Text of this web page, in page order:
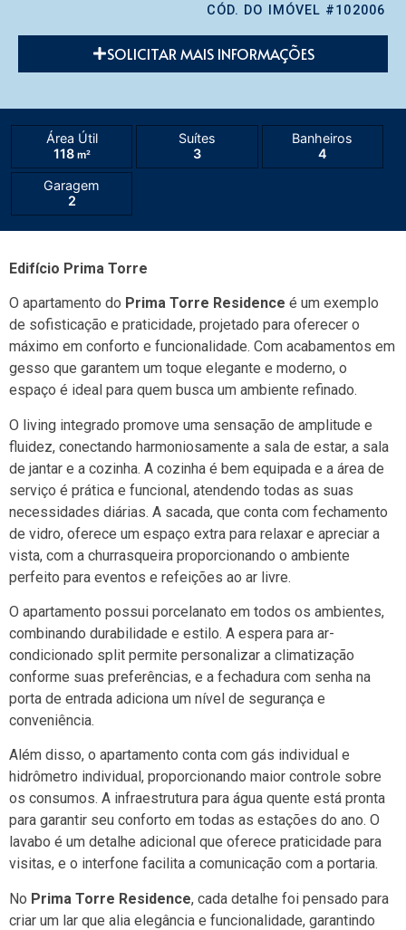
CÓD. DO IMÓVEL #102006
SOLICITAR MAIS INFORMAÇÕES
Área Útil
118m²
Suítes
3
Banheiros
4
Garagem
2
Edifício Prima Torre
O apartamento do Prima Torre Residence é um exemplo
de sofisticação e praticidade, projetado para oferecer o
máximo em conforto e funcionalidade. Com acabamentos em
gesso que garantem um toque elegante e moderno, o
espaço é ideal para quem busca um ambiente refinado.
O living integrado promove uma sensação de amplitude e
fluidez, conectando harmoniosamente a sala de estar, a sala
de jantar e a cozinha. A cozinha é bem equipada e a área de
serviço é prática e funcional, atendendo todas as suas
necessidades diárias. A sacada, que conta com fechamento
de vidro, oferece um espaço extra para relaxar e apreciar a
vista, com a churrasqueira proporcionando o ambiente
perfeito para eventos e refeições ao ar livre.
O apartamento possui porcelanato em todos os ambientes,
combinando durabilidade e estilo. A espera para ar-
condicionado split permite personalizar a climatização
conforme suas preferências, e a fechadura com senha na
porta de entrada adiciona um nível de segurança e
conveniência.
Além disso, o apartamento conta com gás individual e
hidrômetro individual, proporcionando maior controle sobre
os consumos. A infraestrutura para água quente está pronta
para garantir seu conforto em todas as estações do ano. O
lavabo é um detalhe adicional que oferece praticidade para
visitas, e o interfone facilita a comunicação com a portaria.
No Prima Torre Residence, cada detalhe foi pensado para
criar um lar que alia elegância e funcionalidade, garantindo